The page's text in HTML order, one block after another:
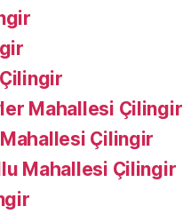
Mahallesi Çilingir
Çilingir
Mahallesi Çilingir